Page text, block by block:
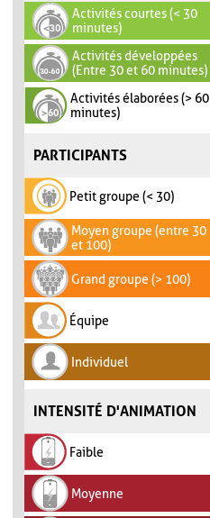
Activités courtes (< 30
minutes)
Activités développées
(Entre 30 et 60 minutes)
Activités élaborées (> 60
minutes)
PARTICIPANTS
Petit groupe (< 30)
Moyen groupe (entre 30
et 100)
Grand groupe (> 100)
Équipe
Individuel
INTENSITÉ D'ANIMATION
Faible
Moyenne